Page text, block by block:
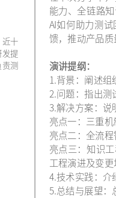
能力、全链路
AI如何助力测
馈，推动产品
演讲提纲：
1.背景：阐述
2.问题：指出
3.解决方案：说
亮点一：三重
亮点二：全流
亮点三：知识
工程演进及变
4.技术实践：介
5.总结与展望：
十
提
测